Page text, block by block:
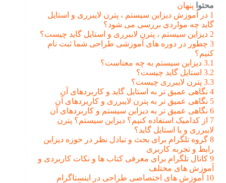
محتوا پنهان
1 در آموزش دیزاین سیستم ، پترن لایبرری و استایل
گاید چه مواردی بررسی می شود؟
2 دیزاین سیستم ، پترن لایبرری و استایل گاید چیست؟
3 چطور در دوره های آموزشی طراحی شما ثبت نام
کنیم؟
3.1 دیزاین سیستم به چه معناست؟
3.2 استایل گاید چیست؟
3.3 پترن لایبرری چیست؟
4 نگاهی عمیق تر به استایل گاید و کاربردهای آن
5 نگاهی عمیق تر به پترن لایبرری و کاربردهای آن
6 نگاهی عمیق تر به دیزاین سیستم و کاربردهای آن
7 از کدامیک استفاده کنیم؟ دیزاین سیستم؟ پترن
لایبرری و یا استایل گاید؟
8 گروه تلگرام برای بحث و تبادل نظر در حوزه دیزاین
رابط و تجربه کاربری
9 کانال تلگرام برای معرفی کتاب ها و نکات کاربردی و
آموزش های مختلف
10 آموزش های اختصاصی طراحی در اینستاگرام